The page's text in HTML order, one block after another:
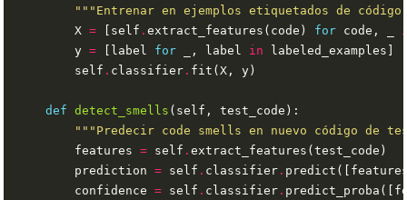
"""Entrenar en ejemplos etiquetados de
        X
= [self .extract_features(code) for code, _
        y
= [label for _, label in
        self
. classifier .
def detect_smells
"""Predecir code smells en nuevo código de
        features
= self .
        prediction
= self . classifier .
        confidence
= self . classifier .